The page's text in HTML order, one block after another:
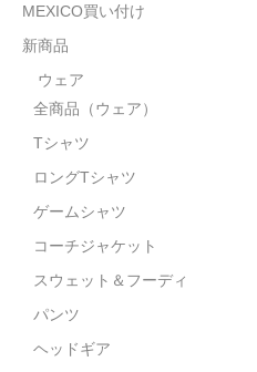
STILL 90’s
Brown Pride
全商品（ORIGINAL）
ハニーカムトライプ
天ぷらまめすけ
MEXICO買い付け
新商品
ウェア
全商品（ウェア）
Tシャツ
ロングTシャツ
ゲームシャツ
コーチジャケット
スウェット＆フーディ
パンツ
ヘッドギア